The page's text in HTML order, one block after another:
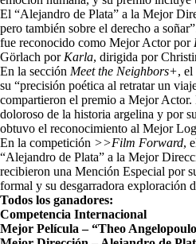
El “Alejandro de Plata” a la Mejor
pero también sobre el derecho a
fue reconocido como Mejor Actor por
Görlach por Karla, dirigida por
En la sección Meet the Neighbors+,
su “precisión poética al retratar un
compartieron el premio a Mejor
doloroso de la historia argelina y por
obtuvo el reconocimiento al Mejor
En la competición >>Film Forward,
“Alejandro de Plata” a la Mejor
recibieron una Mención Especial por
formal y su desgarradora exploración
Todos los ganadores:
Competencia Internacional
Mejor Película – “Theo